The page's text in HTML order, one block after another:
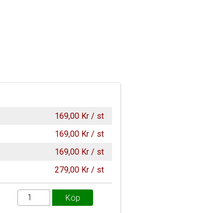
169,00 Kr / st
169,00 Kr / st
169,00 Kr / st
279,00 Kr / st